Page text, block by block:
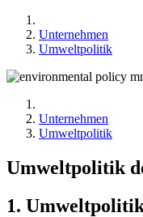
Unternehmen
Umweltpolitik
Unternehmen
Umweltpolitik
Umweltpolitik
1.